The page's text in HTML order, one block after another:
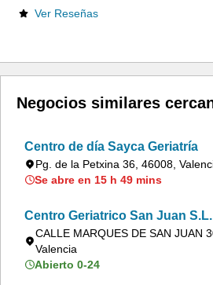
Ver Reseñas
Negocios similares
Centro de día Sayca Geriatría
Pg. de la Petxina 36, 46008,
Se abre en 15 h 49 mins
Centro Geriatrico San Juan S.L.
CALLE MARQUES DE SAN JUAN
Valencia
Abierto 0-24